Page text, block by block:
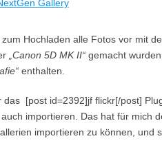
Hochladen alle Fotos vor mit
„Canon 5D MK II“gemacht
enthalten.
das [post id=2392]jf flickr[/post]
importieren. Das hat für mich
importieren zu können, und